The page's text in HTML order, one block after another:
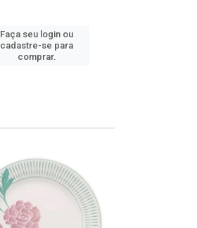
Faça seu login ou
cadastre-se para
comprar.